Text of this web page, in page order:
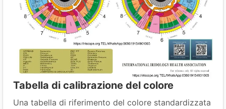
Tabella di calibrazione del colore
Una tabella di riferimento del colore standardizzata